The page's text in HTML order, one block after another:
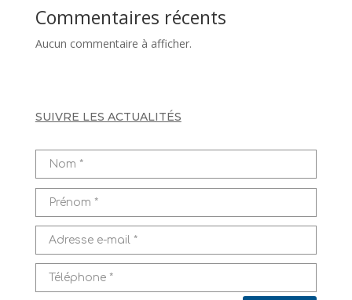
Commentaires récents
Aucun commentaire à afficher.
SUIVRE LES ACTUALITÉS